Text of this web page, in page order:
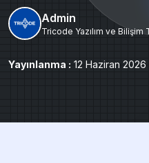
Admin
Tricode Yazılım ve
Yayınlanma : 12 Haziran 2026